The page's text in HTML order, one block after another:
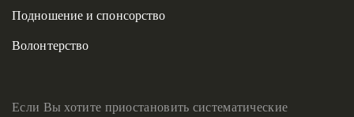
Подношение и спонсорство
Волонтерство
Если Вы хотите приостановить систематические